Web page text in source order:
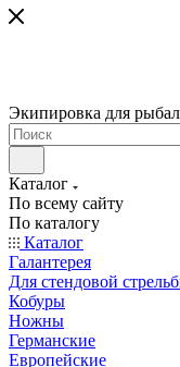
Экипировка для
Каталог
По всему сайту
По каталогу
Каталог
Галантерея
Для стендовой
Кобуры
Ножны
Германские
Европейские